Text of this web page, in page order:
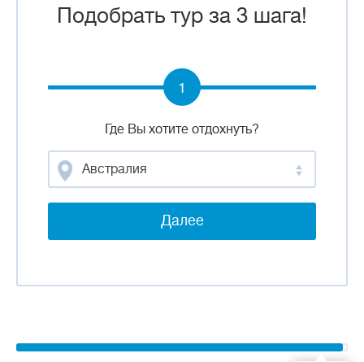
Подобрать тур за 3 шага!
Где Вы хотите отдохнуть?
Австралия
Далее
1